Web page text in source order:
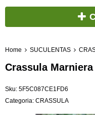
Home SUCULENTAS
Crassula Marniera
Sku: 5F5C087CE1FD6
Categoria: CRASSULA